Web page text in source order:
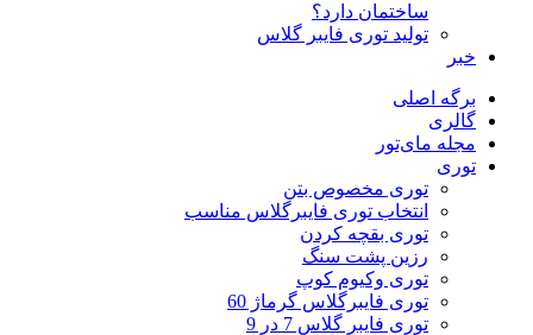
ساختمان دارد؟
تولید توری فایبر گلاس
خبر
برگه اصلی
گالری
مجله مای‌تور
توری
توری مخصوص بتن
انتخاب توری فایبرگلاس مناسب
توری بقچه کردن
رزین پشت سنگ
توری وکیوم کوپ
توری فایبرگلاس گرماژ 60
توری فایبر گلاس 7 در 9